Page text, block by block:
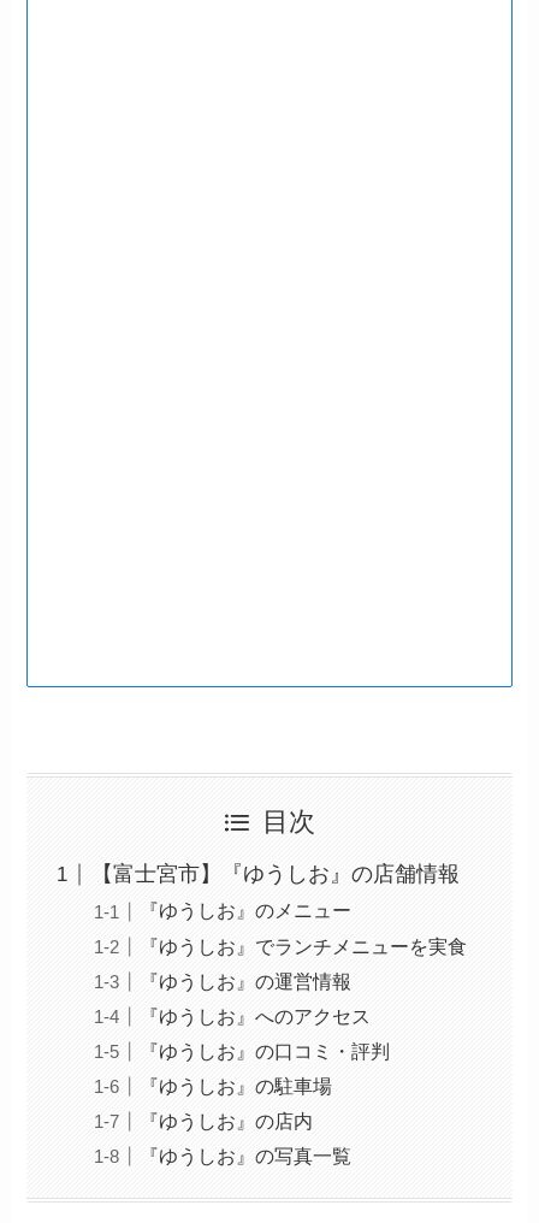
目次
【富士宮市】『ゆうしお』の店舗情報
『ゆうしお』のメニュー
『ゆうしお』でランチメニューを実食
『ゆうしお』の運営情報
『ゆうしお』へのアクセス
『ゆうしお』の口コミ・評判
『ゆうしお』の駐車場
『ゆうしお』の店内
『ゆうしお』の写真一覧